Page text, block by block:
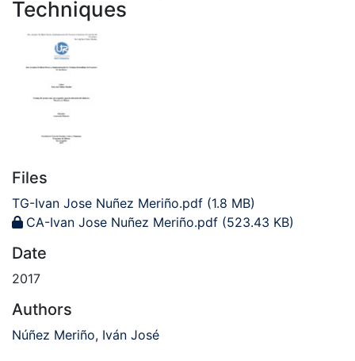
Techniques
Files
TG-Ivan Jose Nuñez Meriño.pdf (1.8 MB)
CA-Ivan Jose Nuñez Meriño.pdf (523.43 KB)
Date
2017
Authors
Núñez Meriño, Iván José